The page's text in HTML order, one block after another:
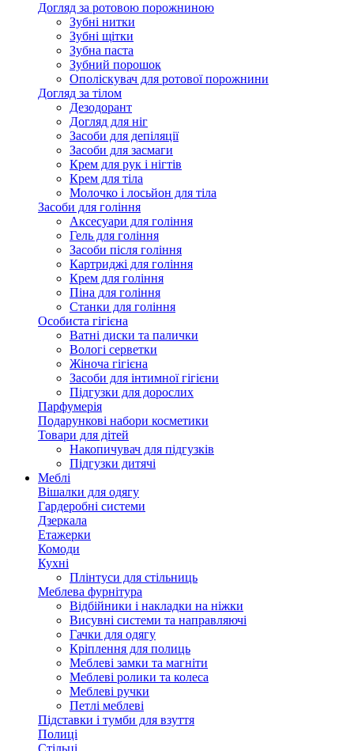
Догляд за ротовою порожниною
Зубні нитки
Зубні щітки
Зубна паста
Зубний порошок
Ополіскувач для ротової порожнини
Догляд за тілом
Дезодорант
Догляд для ніг
Засоби для депіляції
Засоби для засмаги
Крем для рук і нігтів
Крем для тіла
Молочко і лосьйон для тіла
Засоби для гоління
Аксесуари для гоління
Гель для гоління
Засоби після гоління
Картриджі для гоління
Крем для гоління
Піна для гоління
Станки для гоління
Особиста гігієна
Ватні диски та палички
Вологі серветки
Жіноча гігієна
Засоби для інтимної гігієни
Підгузки для дорослих
Парфумерія
Подарункові набори косметики
Товари для дітей
Накопичувач для підгузків
Підгузки дитячі
Меблі
Вішалки для одягу
Гардеробні системи
Дзеркала
Етажерки
Комоди
Кухні
Плінтуси для стільниць
Меблева фурнітура
Відбійники і накладки на ніжки
Висувні системи та направляючі
Гачки для одягу
Кріплення для полиць
Меблеві замки та магніти
Меблеві ролики та колеса
Меблеві ручки
Петлі меблеві
Підставки і тумби для взуття
Полиці
Стільці